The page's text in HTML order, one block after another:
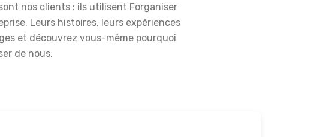
nos clients : ils utilisent Forganiser
Leurs histoires, leurs expériences
et découvrez vous-même pourquoi
de nous.